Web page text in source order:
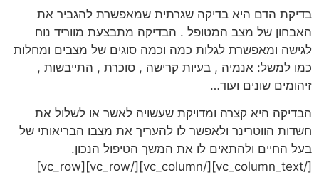
בדיקת הדם היא בדיקה שגרתית שמאפשרת להגביר את
האבחון של מצב המטופל . הבדיקה מתבצעת מווריד נוח
לגישה ומאפשרת לגלות כמה וכמה סוגים של מצבים ומחלות
כמו למשל: אנמיה , בעיות קרישה , סוכרת , התייבשות ,
זיהומים שונים ועוד…
הבדיקה היא קצרה ומדויקת שעשויה לאשר או לשלול את
חשדות הווטרינר ולאפשר לו להעריך את מצבו הבריאותי של
בעל החיים ולהתאים לו את המשך הטיפול הנכון.
[/vc_column_text][/vc_column][/vc_row][vc_row]